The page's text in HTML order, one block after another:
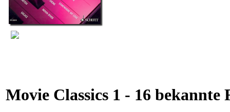
Movie Classics 1 - 16